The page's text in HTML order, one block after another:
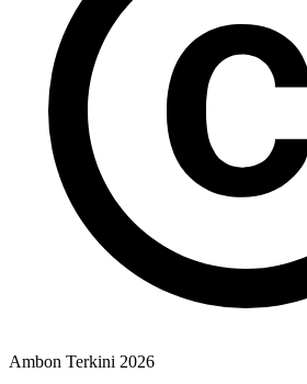
Ambon Terkini 2026